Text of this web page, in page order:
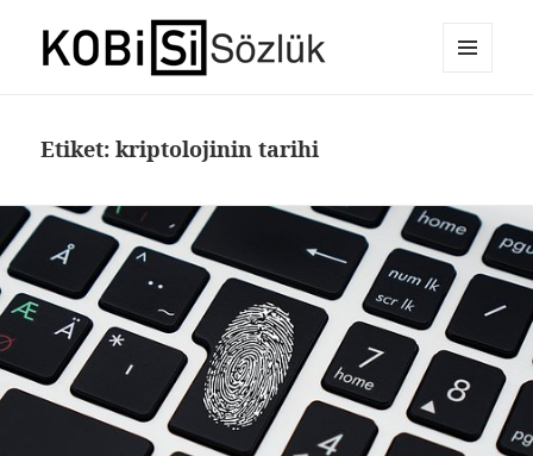
Etiket:kriptolojinin tarihi